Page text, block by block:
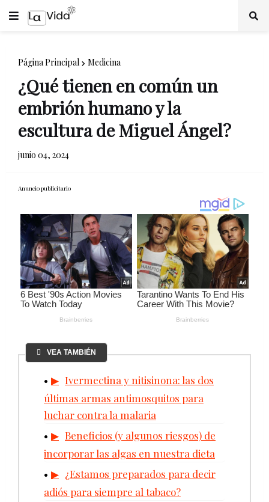
Página Principal Medicina
¿Qué tienen en común un
embrión humano y la
escultura de Miguel Ángel?
junio 04, 2024
Anuncio publicitario
VEA TAMBIÉN
Ivermectina y nitisinona: las dos
últimas armas antimosquitos para
luchar contra la malaria
Beneficios (y algunos riesgos) de
incorporar las algas en nuestra dieta
¿Estamos preparados para decir
adiós para siempre al tabaco?